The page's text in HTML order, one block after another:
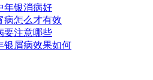
年银消病好
病怎么才有效
要注意哪些
银屑病效果如何